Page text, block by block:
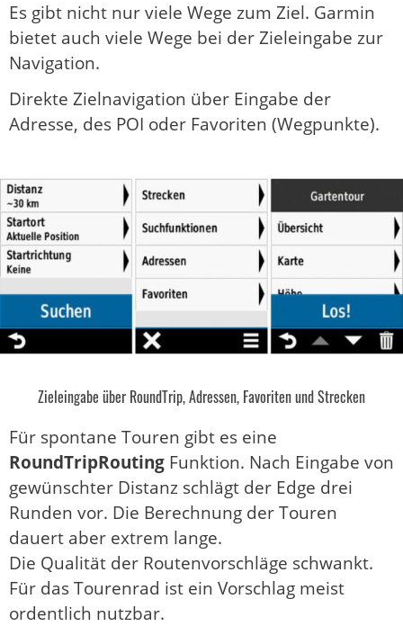
Es gibt nicht nur viele Wege zum Ziel. Garmin
bietet auch viele Wege bei der Zieleingabe zur
Navigation.
Direkte Zielnavigation über Eingabe der
Adresse, des POI oder Favoriten (Wegpunkte).
Zieleingabe über RoundTrip, Adressen, Favoriten und Strecken
Für spontane Touren gibt es eine
RoundTripRouting Funktion. Nach Eingabe von
gewünschter Distanz schlägt der Edge drei
Runden vor. Die Berechnung der Touren
dauert aber extrem lange.
Die Qualität der Routenvorschläge schwankt.
Für das Tourenrad ist ein Vorschlag meist
ordentlich nutzbar.